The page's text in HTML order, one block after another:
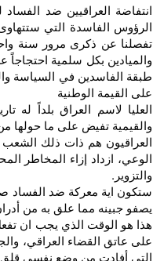
انتفاضة العراقيين ضد
الرؤوس الفاسدة التي
تفصلنا عن ذكرى مرور سنة
والميادين بكل سلمية
طبقة الفاسدين في السياسة
على القيمة الوطنية
العليا لاسم العراق بلداً له
والقيمية تفيض على ما حولها
العراقيون هم ذات ذلك الشعب
الوعي، ازداد إزاء المخاطر
والتزوير.
ستكون اية معركة ضد الفساد
يصفو جبينه مما علق به من
هذا هو الوقت الذي يجب ان
على عاتق القضاء العراقي،
التي أفادت من وضع نفسي قلق